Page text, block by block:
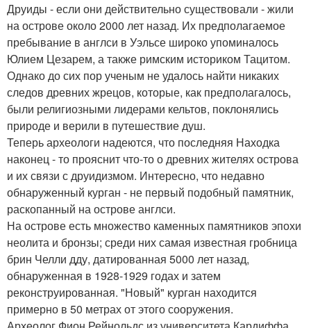
Друиды - если они действительно существовали - жили
на острове около 2000 лет назад. Их предполагаемое
пребывание в англси в Уэльсе широко упоминалось
Юлием Цезарем, а также римским историком Тацитом.
Однако до сих пор ученым не удалось найти никаких
следов древних жрецов, которые, как предполагалось,
были религиозными лидерами кельтов, поклонялись
природе и верили в путешествие душ.
Теперь археологи надеются, что последняя Находка
наконец - то прояснит что-то о древних жителях острова
и их связи с друидизмом. Интересно, что недавно
обнаруженный курган - не первый подобный памятник,
раскопанный на острове англси.
На острове есть множество каменных памятников эпохи
неолита и бронзы; среди них самая известная гробница
брин Челли дду, датированная 5000 лет назад,
обнаруженная в 1928-1929 годах и затем
реконструированная. "Новый" курган находится
примерно в 50 метрах от этого сооружения.